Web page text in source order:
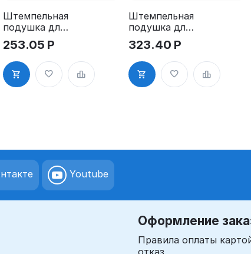
Штемпельная
подушка для
GRM 4911
2Pads
253.05 Р
Штемпельная
подушка для
GRM 4912
2Pads
323.40 Р
Youtube
Оформление
Правила оплаты